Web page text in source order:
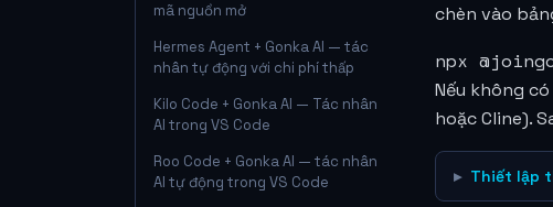
mã nguồn mở
Hermes Agent + Gonka AI — tác
nhân tự động với chi phí thấp
Kilo Code + Gonka AI — Tác nhân
AI trong VS Code
Roo Code + Gonka AI — tác nhân
AI tự động trong VS Code
chèn vào
npx
Nếu không
hoặc Cline).
Thiết lập